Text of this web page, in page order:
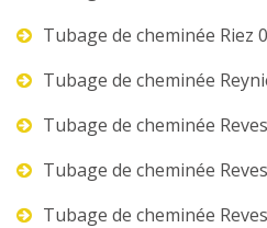
Tubage de cheminée Riez
Tubage de cheminée
Tubage de cheminée
Tubage de cheminée
Tubage de cheminée